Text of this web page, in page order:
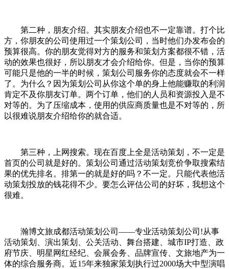
第二种，朋友介绍。其实朋友介绍也不一定靠谱。打个比
方，你朋友的公司使用过一个策划公司，当时他们办发布会的
预算很高。你的朋友觉得对方的服务和策划方案都很不错，活
动的效果也很好，所以朋友才会介绍给你。但是，当你的预算
可能只是他的一半的时候，策划公司服务你的态度就会不一样
了。为什么？因为策划公司从你这个单的身上他能赚取的利润
肯定不及你朋友订单。两个订单，他们的人员和资源投入是不
对等的。为了压缩成本，使用的供应商质量也是不对等的，所
以很难说朋友介绍给你的就合适。
第三种，上网搜索。现在百度上全是活动策划，不一定是
首页的公司就是好的。策划公司通过活动策划竞价争取搜索结
果的优先排名。排第一的就是好的吗？不一定。只能代表他活
动策划投放的钱花得不少。要怎么评估公司的好坏，我想这个
很难。
瀚博文旅成都活动策划公司——专业活动策划公司!从事
活动策划、演出策划、公关活动、舞台搭建、城市IP打造、政
府节庆、明星网红经纪、会展会务、品牌宣传、文旅地产为一
体的综合服务商。近15年来独家策划执行过2000场大中型演唱